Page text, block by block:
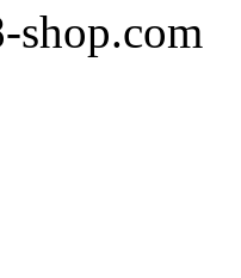
shop.com